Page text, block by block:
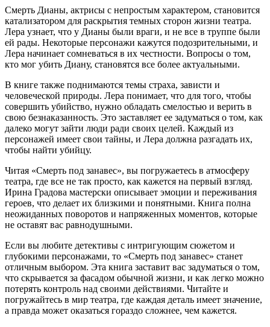
Смерть Дианы, актрисы с непростым характером, становится
катализатором для раскрытия темных сторон жизни театра.
Лера узнает, что у Дианы были враги, и не все в труппе были
ей рады. Некоторые персонажи кажутся подозрительными, и
Лера начинает сомневаться в их честности. Вопросы о том,
кто мог убить Диану, становятся все более актуальными.
В книге также поднимаются темы страха, зависти и
человеческой природы. Лера понимает, что для того, чтобы
совершить убийство, нужно обладать смелостью и верить в
свою безнаказанность. Это заставляет ее задуматься о том, как
далеко могут зайти люди ради своих целей. Каждый из
персонажей имеет свои тайны, и Лера должна разгадать их,
чтобы найти убийцу.
Читая «Смерть под занавес», вы погружаетесь в атмосферу
театра, где все не так просто, как кажется на первый взгляд.
Ирина Градова мастерски описывает эмоции и переживания
героев, что делает их близкими и понятными. Книга полна
неожиданных поворотов и напряженных моментов, которые
не оставят вас равнодушными.
Если вы любите детективы с интригующим сюжетом и
глубокими персонажами, то «Смерть под занавес» станет
отличным выбором. Эта книга заставит вас задуматься о том,
что скрывается за фасадом обычной жизни, и как легко можно
потерять контроль над своими действиями. Читайте и
погружайтесь в мир театра, где каждая деталь имеет значение,
а правда может оказаться гораздо сложнее, чем кажется.